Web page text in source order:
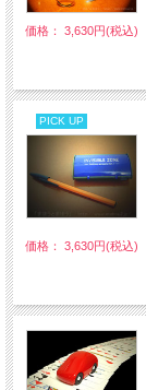
価格： 3,630円(税込)
PICK UP
価格： 3,630円(税込)